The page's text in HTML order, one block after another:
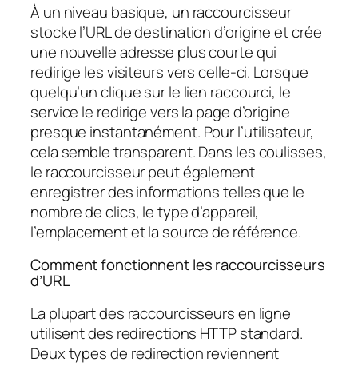
À un niveau basique, un raccourcisseur
stocke l’URL de destination d’origine et crée
une nouvelle adresse plus courte qui
redirige les visiteurs vers celle-ci. Lorsque
quelqu’un clique sur le lien raccourci, le
service le redirige vers la page d’origine
presque instantanément. Pour l’utilisateur,
cela semble transparent. Dans les coulisses,
le raccourcisseur peut également
enregistrer des informations telles que le
nombre de clics, le type d’appareil,
l’emplacement et la source de référence.
Comment fonctionnent les raccourcisseurs
d’URL
La plupart des raccourcisseurs en ligne
utilisent des redirections HTTP standard.
Deux types de redirection reviennent